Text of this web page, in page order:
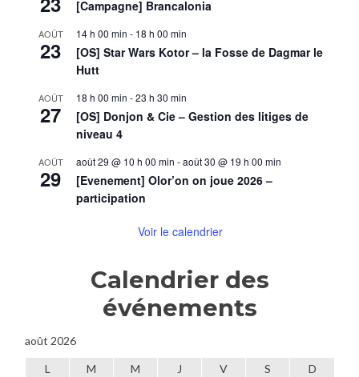
[Campagne] Brancalonia
AOÛT
23
14 h 00 min - 18 h 00 min
[OS] Star Wars Kotor – la Fosse de Dagmar le
Hutt
AOÛT
27
18 h 00 min -23 h 30 min
[OS] Donjon & Cie – Gestion des litiges de
niveau 4
AOÛT
29
août 29 @ 10 h 00 min -août 30 @ 19 h 00 min
[Evenement] Olor’on on joue 2026 –
participation
Voir le calendrier
Calendrier des
événements
août 2026
L M M J V S
D